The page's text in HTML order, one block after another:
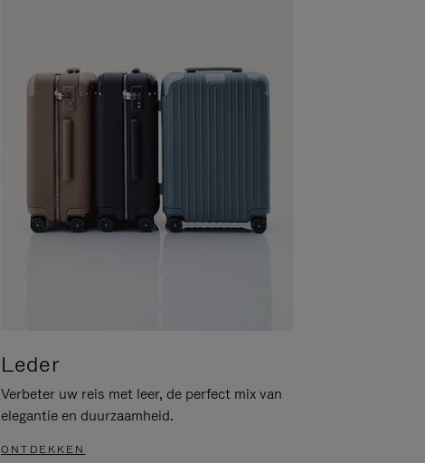
Leder
Verbeter uw reis met leer, de perfect mix van
elegantie en duurzaamheid.
ONTDEKKEN